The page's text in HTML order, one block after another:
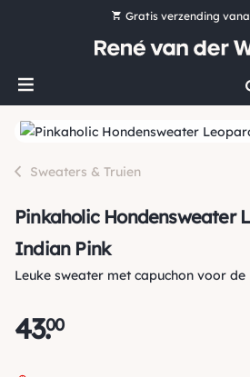
Gratis verzending
Bestel nu, betaal later
Ruim 16.000 artikelen
Sweaters & Truien
Pinkaholic Hondensweater
Indian Pink
Leuke sweater met capuchon voor de
43.
00